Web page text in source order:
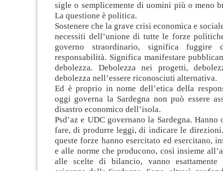
sigle o semplicemente di uomini più o meno
La questione è politica.
Sostenere che la grave crisi economica e
necessiti dell’unione di tutte le forze
governo straordinario, significa fuggire
responsabilità. Significa manifestare
debolezza. Debolezza nei progetti,
debolezza nell’essere riconosciuti alternativa.
Ed è proprio in nome dell’etica della
oggi governa la Sardegna non può essere
disastro economico dell’isola.
Psd’az e UDC governano la Sardegna.
fare, di produrre leggi, di indicare le
queste forze hanno esercitato ed esercitano,
e alle norme che producono, così insieme
alle scelte di bilancio, vanno